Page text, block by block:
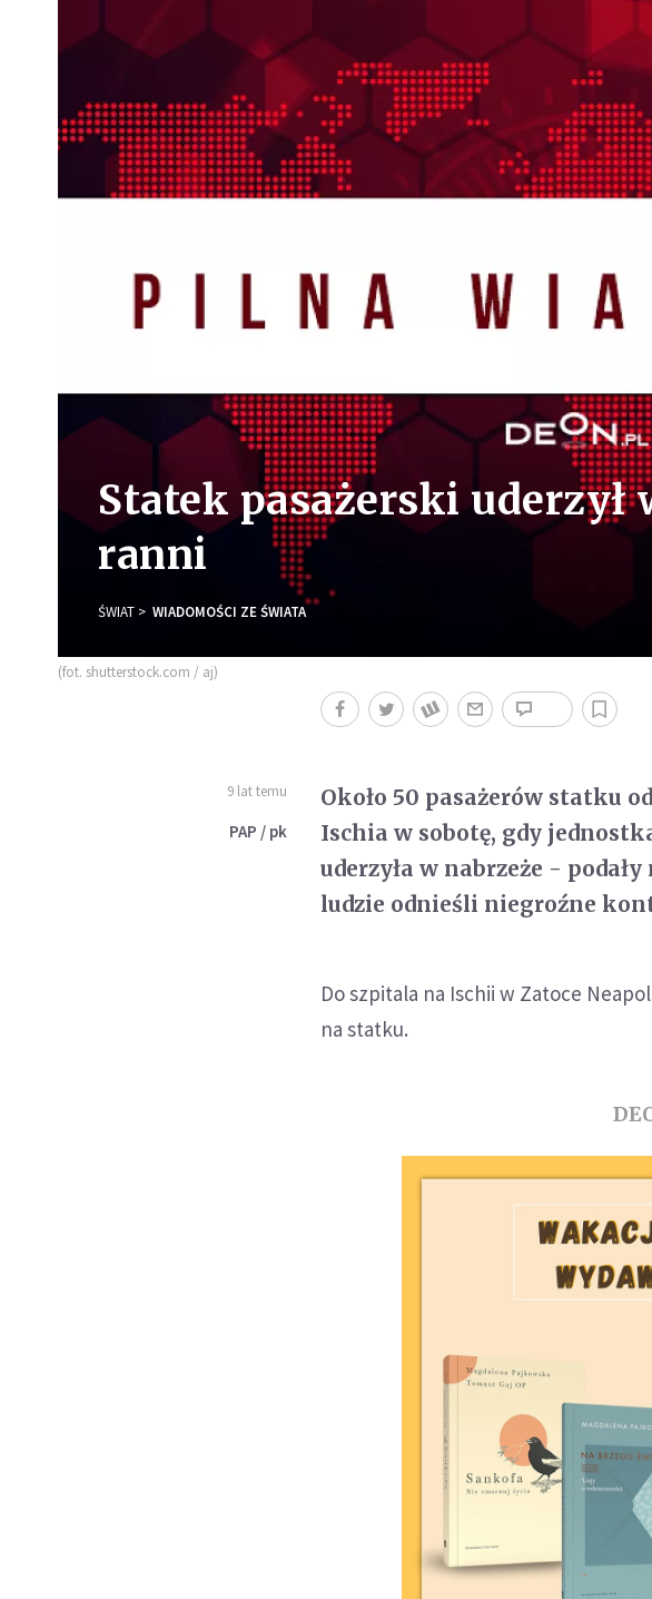
Statek pasażerski uderzył
ranni
ŚWIAT WIADOMOŚCI ZE ŚWIATA
(fot. shutterstock.com / aj)
9 lat temu
PAP / pk
Około 50 pasażerów statku
Ischia w sobotę, gdy
uderzyła w nabrzeże -
ludzie odnieśli niegroźne
Do szpitala na Ischii w Zatoce
na statku.